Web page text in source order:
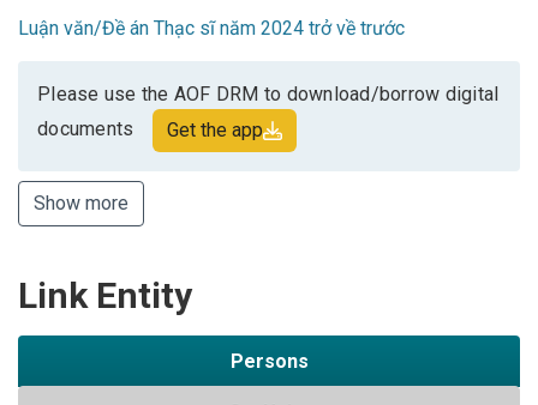
Luận văn/Đề án Thạc sĩ năm 2024 trở về trước
Please use the AOF DRM to download/borrow digital
documents
Get the app
Show more
Link Entity
Persons